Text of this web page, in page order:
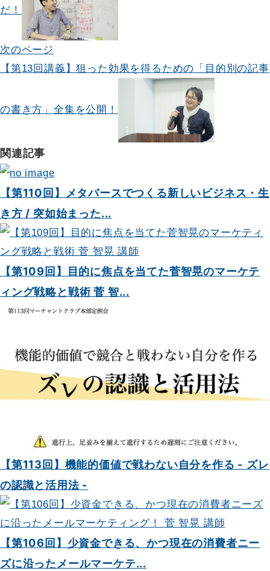
ビ
ー
ョ
だ！
次のページ
【第13回講義】狙った効果を得るための「目的別の記事
の書き方」全集を公開！
関連記事
【第110回】メタバースでつくる新しいビジネス・生
き方 / 突如始まった...
【第109回】目的に焦点を当てた菅智晃のマーケテ
ィング戦略と戦術 菅 智...
【第113回】機能的価値で戦わない自分を作る - ズレ
の認識と活用法 -
【第106回】少資金できる、かつ現在の消費者ニー
ズに沿ったメールマーケテ...